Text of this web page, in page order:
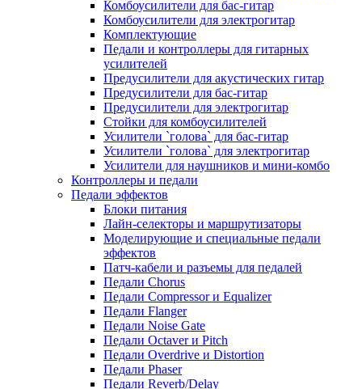
Комбоусилители для бас-гитар
Комбоусилители для электрогитар
Комплектующие
Педали и контроллеры для гитарных
усилителей
Предусилители для акустических гитар
Предусилители для бас-гитар
Предусилители для электрогитар
Стойки для комбоусилителей
Усилители `голова` для бас-гитар
Усилители `голова` для электрогитар
Усилители для наушников и мини-комбо
Контроллеры и педали
Педали эффектов
Блоки питания
Лайн-селекторы и маршрутизаторы
Моделирующие и специальные педали
эффектов
Патч-кабели и разъемы для педалей
Педали Chorus
Педали Compressor и Equalizer
Педали Flanger
Педали Noise Gate
Педали Octaver и Pitch
Педали Overdrive и Distortion
Педали Phaser
Педали Reverb/Delay